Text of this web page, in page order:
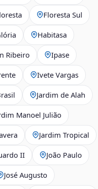
Floresta Sul
Habitasa
Ribeiro Ipase
Ivete Vargas
Jardim de Alah
Manoel Julião
Jardim Tropical
II João Paulo
José Augusto